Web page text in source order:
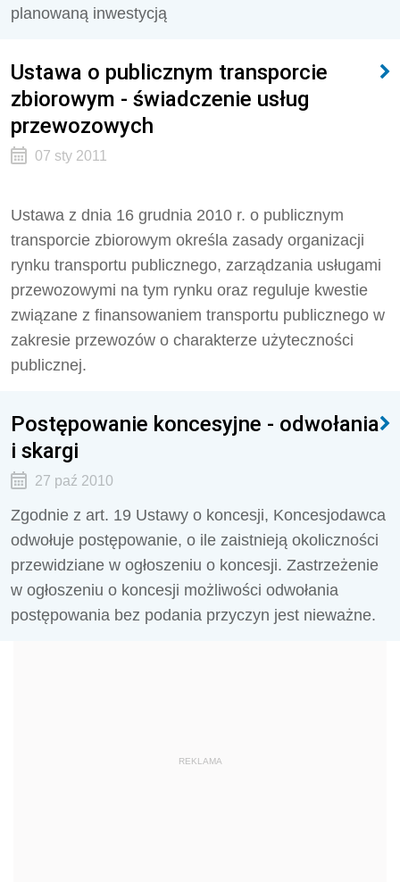
planowaną inwestycją
Ustawa o publicznym transporcie
zbiorowym - świadczenie usług
przewozowych
07 sty 2011
Ustawa z dnia 16 grudnia 2010 r. o publicznym
transporcie zbiorowym określa zasady organizacji
rynku transportu publicznego, zarządzania usługami
przewozowymi na tym rynku oraz reguluje kwestie
związane z finansowaniem transportu publicznego w
zakresie przewozów o charakterze użyteczności
publicznej.
Postępowanie koncesyjne - odwołania
i skargi
27 paź 2010
Zgodnie z art. 19 Ustawy o koncesji, Koncesjodawca
odwołuje postępowanie, o ile zaistnieją okoliczności
przewidziane w ogłoszeniu o koncesji. Zastrzeżenie
w ogłoszeniu o koncesji możliwości odwołania
postępowania bez podania przyczyn jest nieważne.
REKLAMA